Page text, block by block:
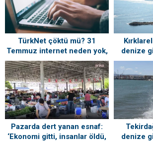
TürkNet çöktü mü? 31
Temmuz internet neden yok,
ne zaman gelecek?
denize
Pazarda dert yanan esnaf:
‘Ekonomi gitti, insanlar öldü,
denize